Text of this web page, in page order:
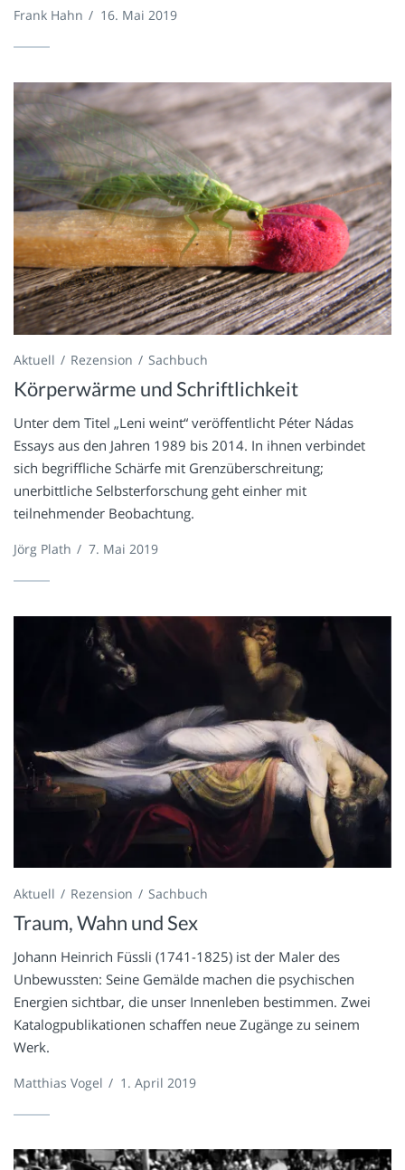
Frank Hahn / 16. Mai 2019
Aktuell Rezension Sachbuch
Körperwärme und Schriftlichkeit
Unter dem Titel „Leni weint“ veröffentlicht Péter Nádas
Essays aus den Jahren 1989 bis 2014. In ihnen verbindet
sich begriffliche Schärfe mit Grenzüberschreitung;
unerbittliche Selbsterforschung geht einher mit
teilnehmender Beobachtung.
Jörg Plath / 7. Mai 2019
Aktuell Rezension Sachbuch
Traum, Wahn und Sex
Johann Heinrich Füssli (1741-1825) ist der Maler des
Unbewussten: Seine Gemälde machen die psychischen
Energien sichtbar, die unser Innenleben bestimmen. Zwei
Katalogpublikationen schaffen neue Zugänge zu seinem
Werk.
Matthias Vogel / 1. April 2019